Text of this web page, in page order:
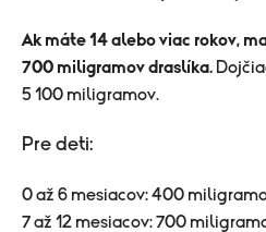
Ak máte 14 alebo viac rokov,
700 miligramov draslíka.
5 100 miligramov.
Pre deti:
0 až 6 mesiacov: 400
7 až 12 mesiacov: 700